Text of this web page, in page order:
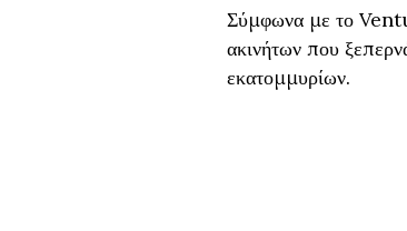
Σύμφωνα με το
ακινήτων που
εκατομμυρίων.